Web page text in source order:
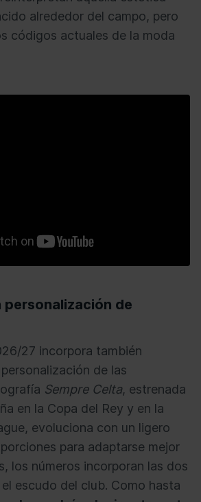
alrededor del campo, pero
códigos actuales de la moda
personalización de
27 incorpora también
de las
Sempre Celta, estrenada
en la Copa del Rey y en la
evoluciona con un ligero
para adaptarse mejor
los números incorporan las dos
el escudo del club. Como hasta